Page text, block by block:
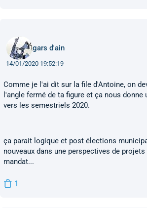
gars d'ain
14/01/2020 19:52:19
Comme je l'ai dit sur la file d'Antoine, on
l'angle fermé de ta figure et ça nous
vers les semestriels 2020.
ça parait logique et post élections
nouveaux dans une perspectives de
mandat...
1